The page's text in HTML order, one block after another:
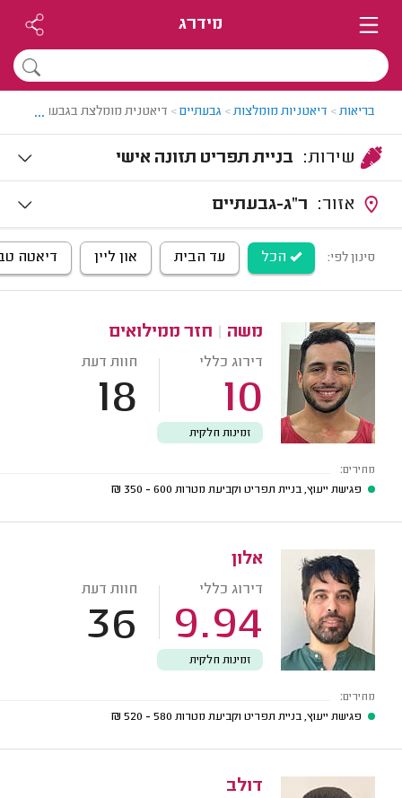
מידרג
בריאות> דיאטניות מומלצות> גבעתיים> דיאטנית מומלצת בגבעתיים
...
בניית תפריט תזונה אישי
ר"ג-גבעתיים
סינון לפי: הכל עד הבית און ליין דיאטה
משה חזר ממילואים
דירוג כללי
10
חוות דעת
18
זמינות חלקית
מחירים:
פגישת ייעוץ, בניית תפריט וקביעת מטרות 600 - 350
₪
אלון
דירוג כללי
9.94
חוות דעת
36
זמינות חלקית
מחירים:
פגישת ייעוץ, בניית תפריט וקביעת מטרות 580 - 520
₪
דולב